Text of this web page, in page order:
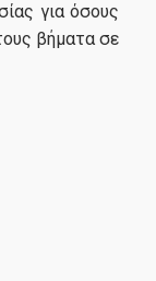
Environmental
(LINER)
για όσους
βήματα σε